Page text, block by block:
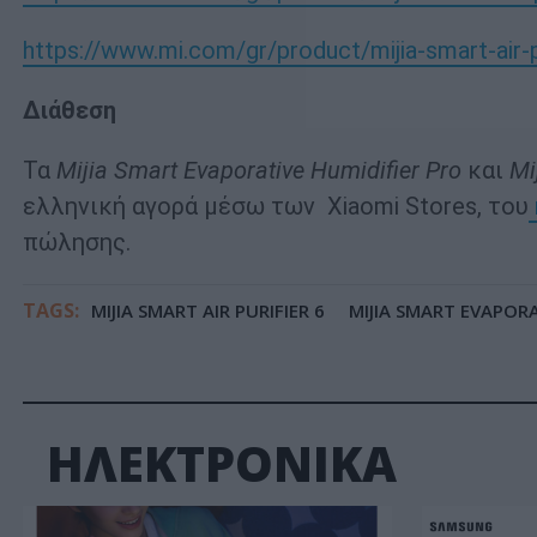
https://www.mi.com/gr/product/mijia-smart-
Διάθεση
Τα Mijia Smart Evaporative Humidifier Pro και
ελληνική αγορά μέσω των Xiaomi Stores, του
πώλησης.
TAGS: MIJIA SMART AIR PURIFIER 6 MIJIA SMART
ΗΛΕΚΤΡΟΝΙΚΑ